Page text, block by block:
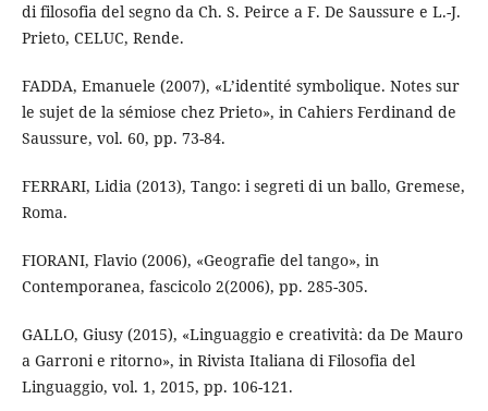
di filosofia del segno da Ch. S. Peirce a F. De Saussure e L.-J.
Prieto, CELUC, Rende.
FADDA, Emanuele (2007), «L’identité symbolique. Notes sur
le sujet de la sémiose chez Prieto», in Cahiers Ferdinand de
Saussure, vol. 60, pp. 73-84.
FERRARI, Lidia (2013), Tango: i segreti di un ballo, Gremese,
Roma.
FIORANI, Flavio (2006), «Geografie del tango», in
Contemporanea, fascicolo 2(2006), pp. 285-305.
GALLO, Giusy (2015), «Linguaggio e creatività: da De Mauro
a Garroni e ritorno», in Rivista Italiana di Filosofia del
Linguaggio, vol. 1, 2015, pp. 106-121.